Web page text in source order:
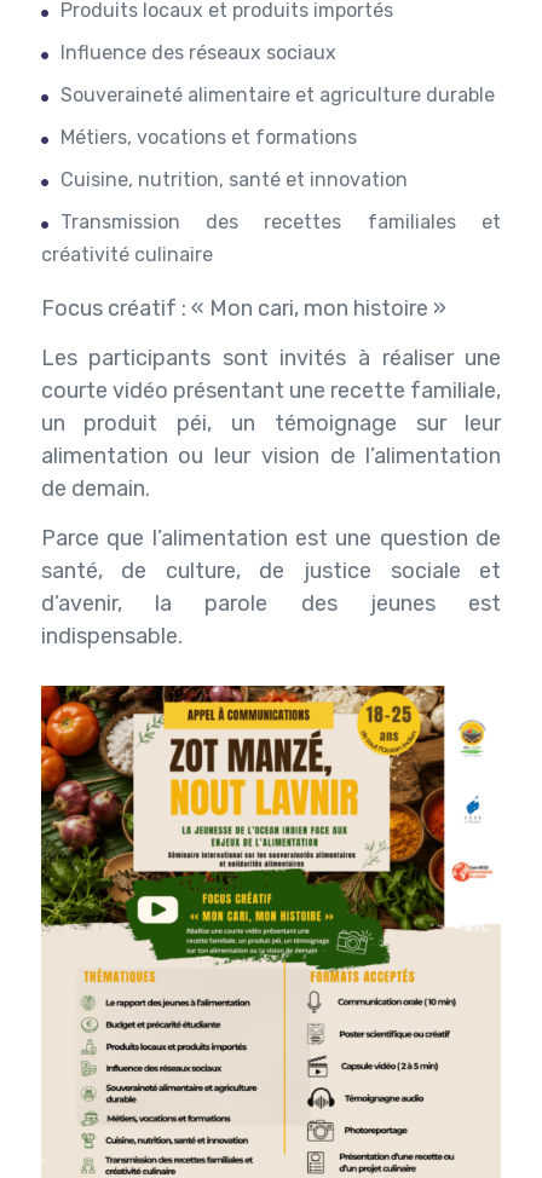
Produits locaux et produits importés
Influence des réseaux sociaux
Souveraineté alimentaire et agriculture durable
Métiers, vocations et formations
Cuisine, nutrition, santé et innovation
Transmission des recettes familiales et
créativité culinaire
Focus créatif : « Mon cari, mon histoire »
Les participants sont invités à réaliser une
courte vidéo présentant une recette familiale,
un produit péi, un témoignage sur leur
alimentation ou leur vision de l’alimentation
de demain.
Parce que l’alimentation est une question de
santé, de culture, de justice sociale et
d’avenir, la parole des jeunes est
indispensable.